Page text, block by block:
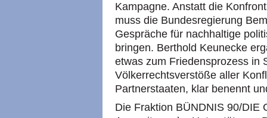
Kampagne. Anstatt die
muss die Bundesregierung
Gespräche für nachhaltige
bringen. Berthold Keunecke
etwas zum Friedensprozess in
Völkerrechtsverstöße aller
Partnerstaaten, klar benennt
Die Fraktion BÜNDNIS 90/DIE